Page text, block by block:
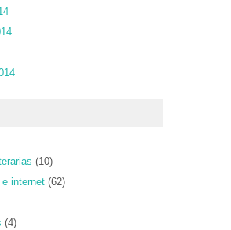
(10)
internet (62)
(4)